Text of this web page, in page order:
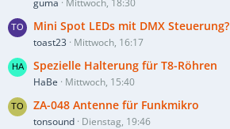
guma Mittwoch, 18:30
Mini Spot LEDs mit DMX Steuerung?
toast23 Mittwoch, 16:17
Spezielle Halterung für T8-Röhren
HaBe Mittwoch, 15:40
ZA-048 Antenne für Funkmikro
tonsound Dienstag, 19:46